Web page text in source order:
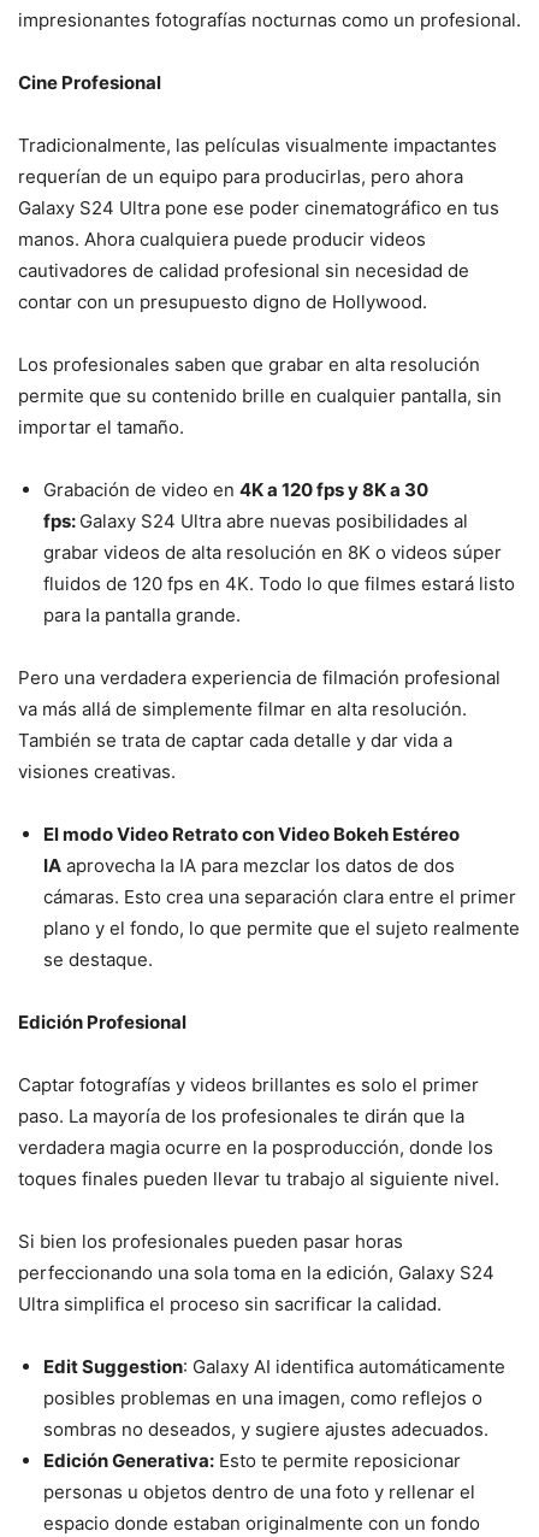
impresionantes fotografías nocturnas como un profesional.
Cine Profesional
Tradicionalmente, las películas visualmente impactantes
requerían de un equipo para producirlas, pero ahora
Galaxy S24 Ultra pone ese poder cinematográfico en tus
manos. Ahora cualquiera puede producir videos
cautivadores de calidad profesional sin necesidad de
contar con un presupuesto digno de Hollywood.
Los profesionales saben que grabar en alta resolución
permite que su contenido brille en cualquier pantalla, sin
importar el tamaño.
Grabación de video en 4K a 120 fps y 8K a 30
fps: Galaxy S24 Ultra abre nuevas posibilidades al
grabar videos de alta resolución en 8K o videos súper
fluidos de 120 fps en 4K. Todo lo que filmes estará listo
para la pantalla grande.
Pero una verdadera experiencia de filmación profesional
va más allá de simplemente filmar en alta resolución.
También se trata de captar cada detalle y dar vida a
visiones creativas.
El modo Video Retrato con Video Bokeh Estéreo
IA aprovecha la IA para mezclar los datos de dos
cámaras. Esto crea una separación clara entre el primer
plano y el fondo, lo que permite que el sujeto realmente
se destaque.
Edición Profesional
Captar fotografías y videos brillantes es solo el primer
paso. La mayoría de los profesionales te dirán que la
verdadera magia ocurre en la posproducción, donde los
toques finales pueden llevar tu trabajo al siguiente nivel.
Si bien los profesionales pueden pasar horas
perfeccionando una sola toma en la edición, Galaxy S24
Ultra simplifica el proceso sin sacrificar la calidad.
Edit Suggestion: Galaxy AI identifica automáticamente
posibles problemas en una imagen, como reflejos o
sombras no deseados, y sugiere ajustes adecuados.
Edición Generativa: Esto te permite reposicionar
personas u objetos dentro de una foto y rellenar el
espacio donde estaban originalmente con un fondo